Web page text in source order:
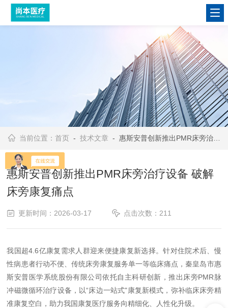
当前位置：首页 -技术文章 - 惠斯安普创新推出PMR床旁治疗设备 破解床旁康复痛点
惠斯安普创新推出PMR床旁治疗设备 破解
床旁康复痛点
更新时间：2026-03-17 点击次数：211
我国超4.6亿康复需求人群迎来便捷康复新选择。针对住院术后、慢
性病患者行动不便、传统床旁康复服务单一等临床痛点，秦皇岛市惠
斯安普医学系统股份有限公司依托自主科研创新，推出床旁PMR 脉
冲磁微循环治疗设备，以“床边一站式"康复新模式， 弥补临床床旁精
准康复空白，助力我国康复医疗服务向精细化、人性化升级。